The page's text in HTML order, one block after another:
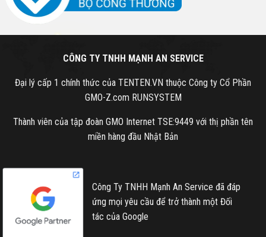
CÔNG TY TNHH MẠNH AN SERVICE
Đại lý cấp 1 chính thức của TENTEN.VN thuộc Công ty Cổ Phần
GMO-Z.com RUNSYSTEM
Thành viên của tập đoàn GMO Internet TSE:9449 với thị phần tên
miền hàng đầu Nhật Bản
Công Ty TNHH Mạnh An Service đã đáp
ứng mọi yêu cầu để trở thành một Đối
tác của Google